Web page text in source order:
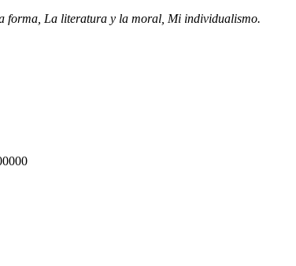
forma, La literatura y la moral, Mi individualismo.